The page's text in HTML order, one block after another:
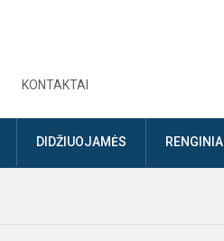
KONTAKTAI
DIDŽIUOJAMĖS RENGINIAI